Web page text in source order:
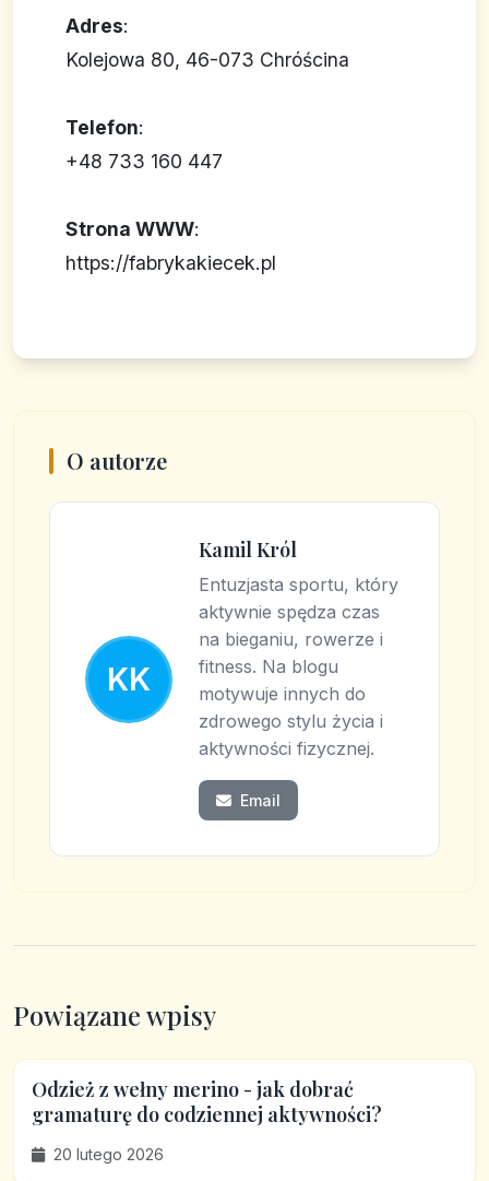
Adres:
Kolejowa 80, 46-073 Chróścina
Telefon:
+48 733 160 447
Strona WWW:
https://fabrykakiecek.pl
O autorze
KK
Kamil Król
Entuzjasta sportu, który
aktywnie spędza czas
na bieganiu, rowerze i
fitness. Na blogu
motywuje innych do
zdrowego stylu życia i
aktywności fizycznej.
Email
Powiązane wpisy
Odzież z wełny merino - jak dobrać
gramaturę do codziennej aktywności?
20 lutego 2026